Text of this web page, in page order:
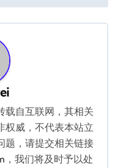
载自互联网，其相关
权威，不代表本站立
题，请提交相关链接
，我们将及时予以处